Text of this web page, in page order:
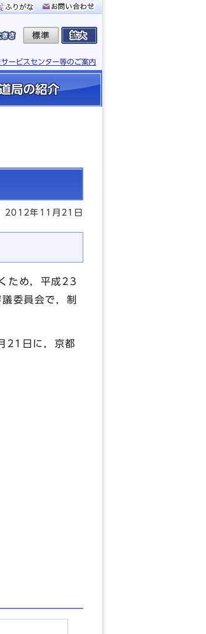
ービスセンター等のご案内
局の紹介
2012年11月21日
ため，平成23
委員会で，制
21日に，京都